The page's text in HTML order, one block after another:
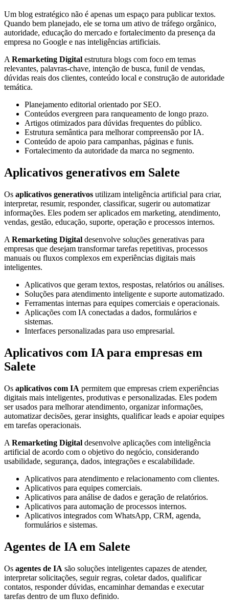
Um blog estratégico não é apenas um espaço para publicar textos.
Quando bem planejado, ele se torna um ativo de tráfego orgânico,
autoridade, educação do mercado e fortalecimento da presença da
empresa no Google e nas inteligências artificiais.
A Remarketing Digital estrutura blogs com foco em temas
relevantes, palavras-chave, intenção de busca, funil de vendas,
dúvidas reais dos clientes, conteúdo local e construção de autoridade
temática.
Planejamento editorial orientado por SEO.
Conteúdos evergreen para ranqueamento de longo prazo.
Artigos otimizados para dúvidas frequentes do público.
Estrutura semântica para melhorar compreensão por IA.
Conteúdo de apoio para campanhas, páginas e funis.
Fortalecimento da autoridade da marca no segmento.
Aplicativos generativos em Salete
Os aplicativos generativos utilizam inteligência artificial para criar,
interpretar, resumir, responder, classificar, sugerir ou automatizar
informações. Eles podem ser aplicados em marketing, atendimento,
vendas, gestão, educação, suporte, operação e processos internos.
A Remarketing Digital desenvolve soluções generativas para
empresas que desejam transformar tarefas repetitivas, processos
manuais ou fluxos complexos em experiências digitais mais
inteligentes.
Aplicativos que geram textos, respostas, relatórios ou análises.
Soluções para atendimento inteligente e suporte automatizado.
Ferramentas internas para equipes comerciais e operacionais.
Aplicações com IA conectadas a dados, formulários e
sistemas.
Interfaces personalizadas para uso empresarial.
Aplicativos com IA para empresas em
Salete
Os aplicativos com IA permitem que empresas criem experiências
digitais mais inteligentes, produtivas e personalizadas. Eles podem
ser usados para melhorar atendimento, organizar informações,
automatizar decisões, gerar insights, qualificar leads e apoiar equipes
em tarefas operacionais.
A Remarketing Digital desenvolve aplicações com inteligência
artificial de acordo com o objetivo do negócio, considerando
usabilidade, segurança, dados, integrações e escalabilidade.
Aplicativos para atendimento e relacionamento com clientes.
Aplicativos para equipes comerciais.
Aplicativos para análise de dados e geração de relatórios.
Aplicativos para automação de processos internos.
Aplicativos integrados com WhatsApp, CRM, agenda,
formulários e sistemas.
Agentes de IA em Salete
Os agentes de IA são soluções inteligentes capazes de atender,
interpretar solicitações, seguir regras, coletar dados, qualificar
contatos, responder dúvidas, encaminhar demandas e executar
tarefas dentro de um fluxo definido.